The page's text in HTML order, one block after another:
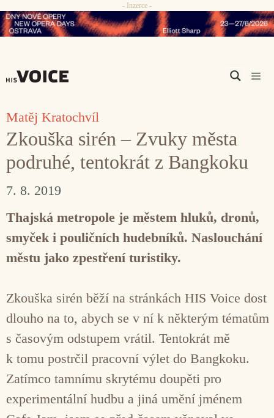
Přeskočit
na
- Inzerce -
Matěj Kratochvíl
Zkouška sirén – Zvuky města
podruhé, tentokrát z Bangkoku
7. 8. 2019
Thajská metropole je městem hluků, dronů,
smyček i pouličních hudebníků. Naslouchání
městu jako zpestření turistiky.
Zkouška sirén běží na stránkách HIS Voice dost
dlouho na to, abych se v ní k některým tématům
s časovým odstupem vrátil. Tentokrát mě
k tomu postrčil pracovní výlet do Bangkoku.
Zatímco tamnímu skrytému doupěti pro
experimentální hudbu a jiná umění jménem